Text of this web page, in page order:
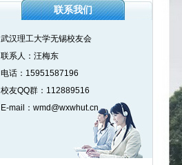
联系我们
武汉理工大学无锡校友会
联系人：汪梅东
电话：15951587196
校友QQ群：112889516
E-mail：wmd@wxwhut.cn